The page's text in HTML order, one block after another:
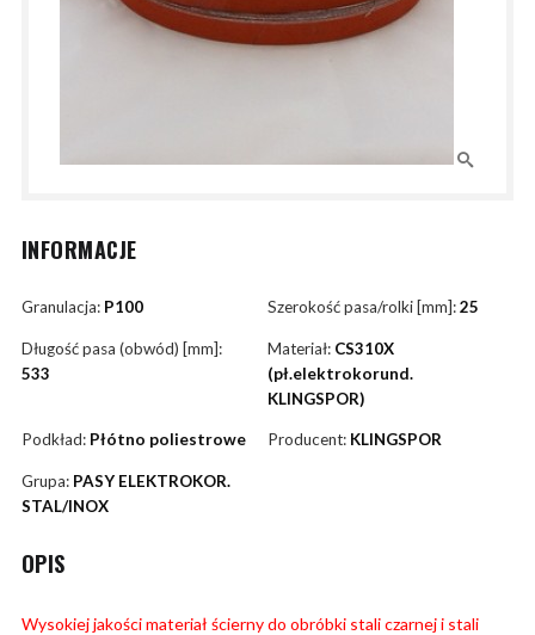
INFORMACJE
Granulacja: P100 Szerokość pasa/rolki [mm]:25
Długość pasa (obwód) [mm]:
533
Materiał: CS310X
(pł.elektrokorund.
KLINGSPOR)
Podkład: Płótno poliestrowe Producent: KLINGSPOR
Grupa: PASY ELEKTROKOR.
STAL/INOX
OPIS
Wysokiej jakości materiał ścierny do obróbki stali czarnej i stali